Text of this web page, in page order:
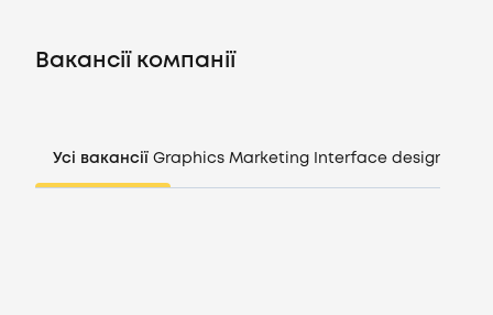
CV генератор
Вакансії компанії
Усі вакансії Graphics Marketing Interface design